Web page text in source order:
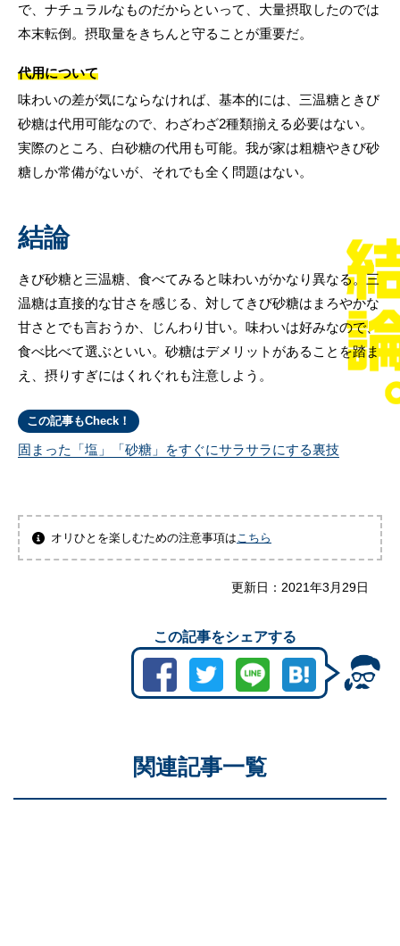
で、ナチュラルなものだからといって、大量摂取したのでは
本末転倒。摂取量をきちんと守ることが重要だ。
代用について
味わいの差が気にならなければ、基本的には、三温糖ときび
砂糖は代用可能なので、わざわざ2種類揃える必要はない。
実際のところ、白砂糖の代用も可能。我が家は粗糖やきび砂
糖しか常備がないが、それでも全く問題はない。
結論
きび砂糖と三温糖、食べてみると味わいがかなり異なる。三
温糖は直接的な甘さを感じる、対してきび砂糖はまろやかな
甘さとでも言おうか、じんわり甘い。味わいは好みなので、
食べ比べて選ぶといい。砂糖はデメリットがあることを踏ま
え、摂りすぎにはくれぐれも注意しよう。
この記事もCheck！
固まった「塩」「砂糖」をすぐにサラサラにする裏技
オリひとを楽しむための注意事項は こちら
更新日： 2021年3月29日
この記事をシェアする
関連記事一覧